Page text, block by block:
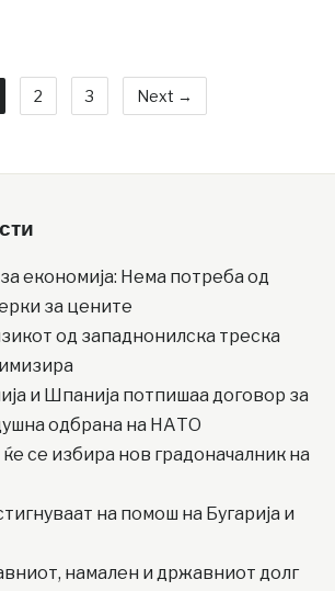
2 3 Next →
економија: Нема потреба од
за цените
од западнонилска треска
и Шпанија потпишаа договор за
одбрана на НАТО
се избира нов градоначалник на
на помош на Бугарија и
намален и државниот долг